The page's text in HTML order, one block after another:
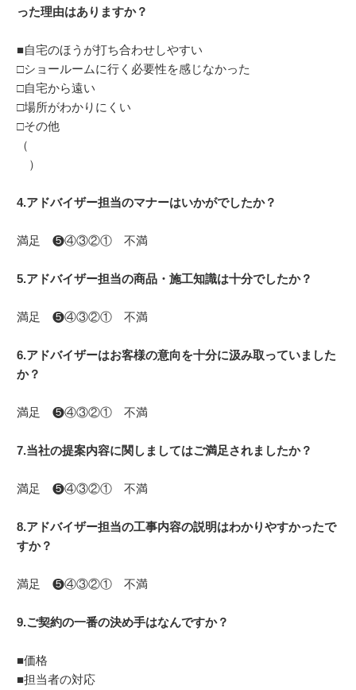
った理由はありますか？
■自宅のほうが打ち合わせしやすい
□ショールームに行く必要性を感じなかった
□自宅から遠い
□場所がわかりにくい
□その他
（
）
4.アドバイザー担当のマナーはいかがでしたか？
満足 ❺④③②① 不満
5.アドバイザー担当の商品・施工知識は十分でしたか？
満足 ❺④③②① 不満
6.アドバイザーはお客様の意向を十分に汲み取っていました
か？
満足 ❺④③②① 不満
7.当社の提案内容に関しましてはご満足されましたか？
満足 ❺④③②① 不満
8.アドバイザー担当の工事内容の説明はわかりやすかったで
すか？
満足 ❺④③②① 不満
9.ご契約の一番の決め手はなんですか？
■価格
■担当者の対応